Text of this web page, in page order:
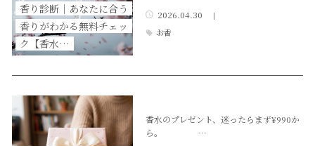
香り診断｜あなたに合う
香りがわかる無料チェッ
ク【香水…
2026.04.30
お香
香水のプレゼント、迷ったらまず¥990か
ら。 …